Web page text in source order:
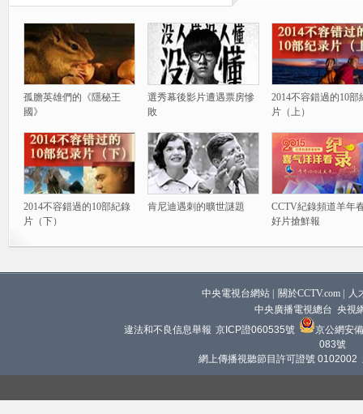
孤膽英雄們的《隱秘王
國》
選秀幕後影片遭遇票房慘
敗
2014不容錯過的10部
片（上）
2014不容錯過的10部紀錄
片（下）
肯尼迪遇刺的曠世謎題
CCTV紀錄頻道羊年
好片搶鮮報
中央電視台網站 關於CCTV.com
人
中央廣播電視總台 央視
違法和不良信息舉報 京ICP證060535號
京公網安
083號
網上傳播視聽節目許可證號 0102002